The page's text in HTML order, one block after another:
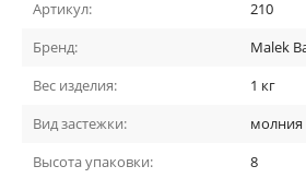
Артикул:
210
Бренд:
Malek
Вес изделия:
1 кг
Вид застежки:
молния
Высота упаковки:
8